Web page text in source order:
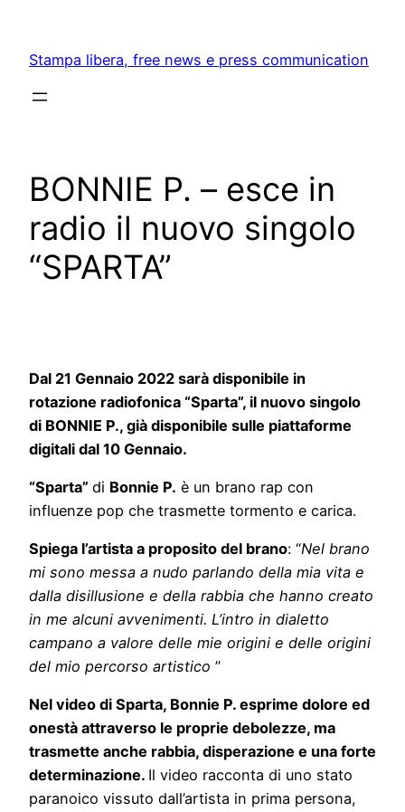
content
Stampa libera, free news e press communication
BONNIE P. – esce in
radio il nuovo singolo
“SPARTA”
Dal 21 Gennaio 2022 sarà disponibile in
rotazione radiofonica “Sparta”, il nuovo singolo
di BONNIE P., già disponibile sulle piattaforme
digitali dal 10 Gennaio.
“Sparta” di Bonnie P. è un brano rap con
influenze pop che trasmette tormento e carica.
Spiega l’artista a proposito del brano: “Nel brano
mi sono messa a nudo parlando della mia vita e
dalla disillusione e della rabbia che hanno creato
in me alcuni avvenimenti. L’intro in dialetto
campano a valore delle mie origini e delle origini
del mio percorso artistico ”
Nel video di Sparta, Bonnie P. esprime dolore ed
onestà attraverso le proprie debolezze, ma
trasmette anche rabbia, disperazione e una forte
determinazione. Il video racconta di uno stato
paranoico vissuto dall’artista in prima persona,